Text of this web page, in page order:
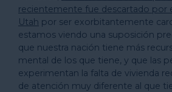
recientemente fue descartado por
Utah por ser exorbitantemente
estamos viendo una suposición
que nuestra nación tiene más
mental de los que tiene, y que las
experimentan la falta de vivienda
de atención muy diferente al que